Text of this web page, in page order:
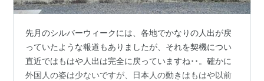
先月のシルバーウィークには、各地でかなりの人出が戻
っていたような報道もありましたが、それを契機につい
直近ではもはや人出は完全に戻っていますね･･。確かに
外国人の姿は少ないですが、日本人の動きはもはや以前